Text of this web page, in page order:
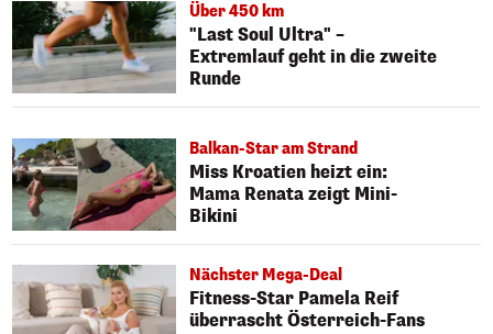
Über 450 km
"Last Soul Ultra" –
Extremlauf geht in die zweite
Runde
Balkan-Star am Strand
Miss Kroatien heizt ein:
Mama Renata zeigt Mini-
Bikini
Nächster Mega-Deal
Fitness-Star Pamela Reif
überrascht Österreich-Fans